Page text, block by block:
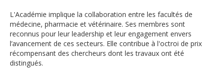
L'Académie implique la collaboration entre les facultés de
médecine, pharmacie et vétérinaire. Ses membres sont
reconnus pour leur leadership et leur engagement envers
l’avancement de ces secteurs. Elle contribue à l'octroi de prix
récompensant des chercheurs dont les travaux ont été
distingués.